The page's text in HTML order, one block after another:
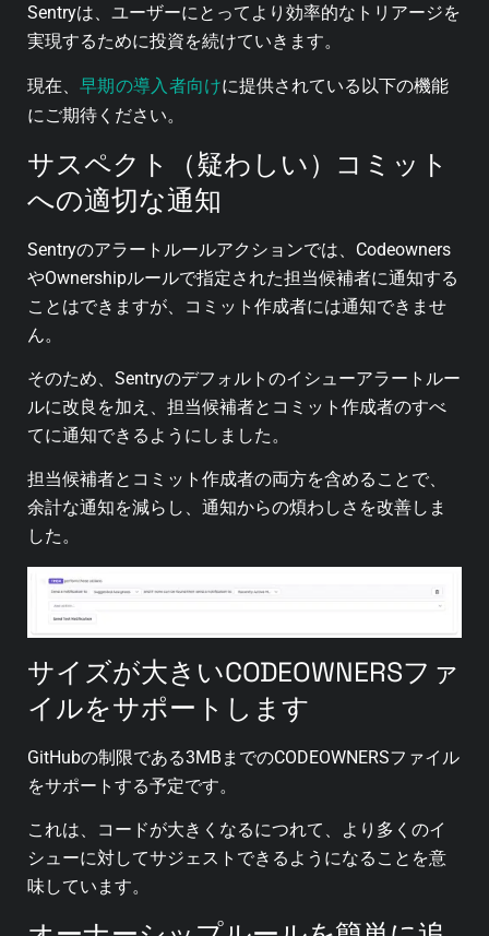
Sentryは、ユーザーにとってより効率的なトリアージを
実現するために投資を続けていきます。
現在、 早期の導入者向けに提供されている以下の機能
にご期待ください。
サスペクト（疑わしい）コミット
への適切な通知
Sentryのアラートルールアクションでは、Codeowners
やOwnershipルールで指定された担当候補者に通知する
ことはできますが、コミット作成者には通知できませ
ん。
そのため、Sentryのデフォルトのイシューアラートルー
ルに改良を加え、担当候補者とコミット作成者のすべ
てに通知できるようにしました。
担当候補者とコミット作成者の両方を含めることで、
余計な通知を減らし、通知からの煩わしさを改善しま
した。
サイズが大きいCODEOWNERSファ
イルをサポートします
GitHubの制限である3MBまでのCODEOWNERSファイル
をサポートする予定です。
これは、コードが大きくなるにつれて、より多くのイ
シューに対してサジェストできるようになることを意
味しています。